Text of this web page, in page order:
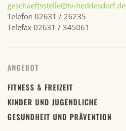
geschaeftsstelle@tv-heddesdorf.de
Telefon 02631 / 26235
Telefax 02631 / 345061
ANGEBOT
FITNESS & FREIZEIT
KINDER UND JUGENDLICHE
GESUNDHEIT UND PRÄVENTION